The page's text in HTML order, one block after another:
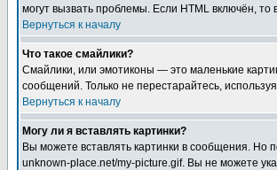
могут вызвать проблемы. Если HTML включён,
Вернуться к началу
Что такое смайлики?
Смайлики, или эмотиконы — это маленькие
сообщений. Только не перестарайтесь,
Вернуться к началу
Могу ли я вставлять картинки?
Вы можете вставлять картинки в сообщения. Но
unknown-place.net/my-picture.gif. Вы не можете